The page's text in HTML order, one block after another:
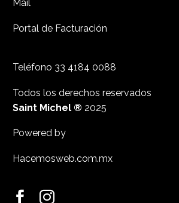
Mail
Portal de Facturación
Teléfono 33 4184 0088
Todos los derechos reservados
Saint Michel ® 2025
Powered by
Hacemosweb.com.mx